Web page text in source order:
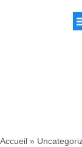
Accueil »